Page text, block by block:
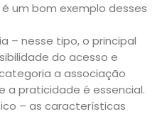
um bom exemplo desses
– nesse tipo, o principal
do acesso e
a associação
a praticidade é essencial.
– as características